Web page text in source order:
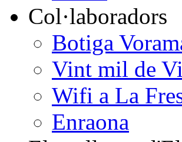
Col·laboradors
Botiga
Vint mil de
Wifi a La
Enraona